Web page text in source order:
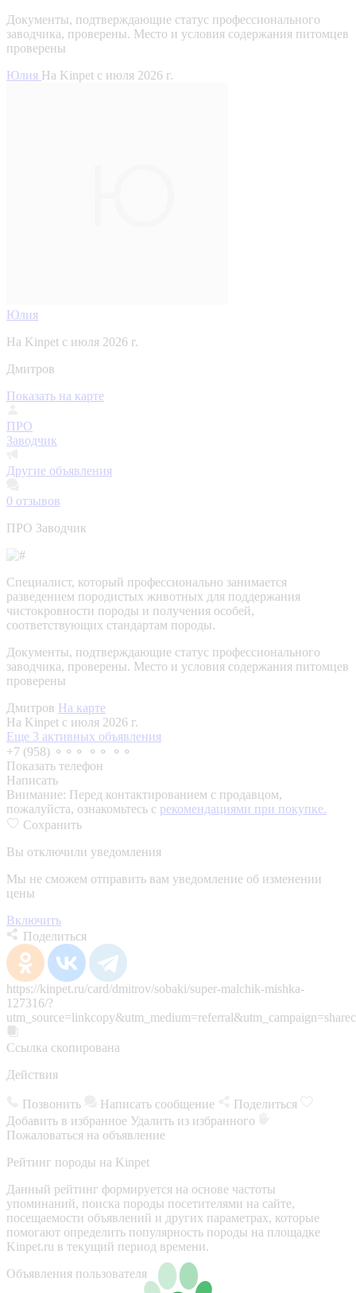
Документы, подтверждающие статус профессионального
заводчика, проверены. Место и условия содержания питомцев
проверены
Юлия На Kinpet c июля 2026 г.
Юлия
На Kinpet c июля 2026 г.
Дмитров
Показать на карте
ПРО
Заводчик
Другие объявления
0 отзывов
ПРО Заводчик
Специалист, который профессионально занимается
разведением породистых животных для поддержания
чистокровности породы и получения особей,
соответствующих стандартам породы.
Документы, подтверждающие статус профессионального
заводчика, проверены. Место и условия содержания питомцев
проверены
Дмитров На карте
На Kinpet c июля 2026 г.
Еще 3 активных объявления
+7 (958) ⚬⚬⚬ ⚬⚬ ⚬⚬
Показать телефон
Написать
Внимание: Перед контактированием с продавцом,
пожалуйста, ознакомьтесь с рекомендациями при покупке.
Сохранить
Вы отключили уведомления
Мы не сможем отправить вам уведомление об изменении
цены
Включить
Поделиться
https://kinpet.ru/card/dmitrov/sobaki/super-malchik-mishka-
127316/?
Ссылка скопирована
Действия
Позвонить Написать сообщение
Поделиться
Добавить в избранное Удалить из избранного
Пожаловаться на объявление
Рейтинг породы на Kinpet
Данный рейтинг формируется на основе частоты
упоминаний, поиска породы посетителями на сайте,
посещаемости объявлений и других параметрах, которые
помогают определить популярность породы на площадке
Kinpet.ru в текущий период времени.
Объявления пользователя